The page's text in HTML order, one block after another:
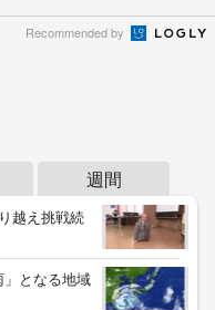
Recommended by
週間
越え挑戦続
」となる地域